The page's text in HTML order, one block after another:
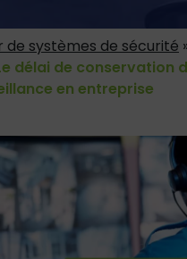
de systèmes de sécurité
délai de conservation
en entreprise